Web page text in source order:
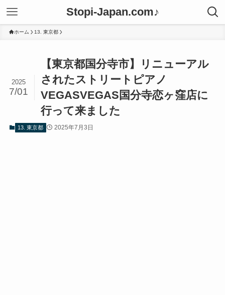
Stopi-Japan.com♪
ホーム 13. 東京都
【東京都国分寺市】リニューアル
されたストリートピアノ
VEGASVEGAS国分寺恋ヶ窪店に
行って来ました
2025
7/01
13. 東京都 2025年7月3日